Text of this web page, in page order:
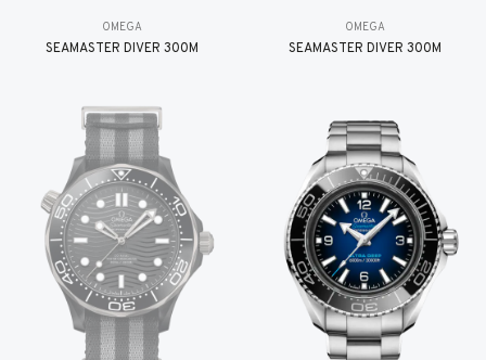
OMEGA
SEAMASTER DIVER 300M
OMEGA
SEAMASTER DIVER 300M